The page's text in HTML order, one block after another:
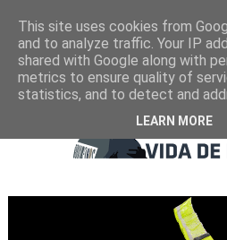
This site uses cookies from
and to analyze traffic. Your IP
shared with Google along with
metrics to ensure quality of
statistics, and to detect and
LEARN MORE